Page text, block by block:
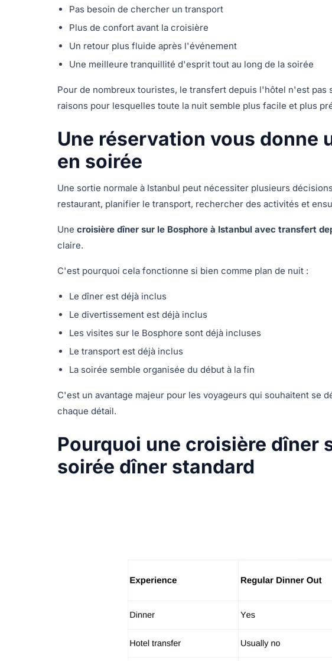
Pas besoin de chercher un transport
Plus de confort avant la croisière
Un retour plus fluide après l'événement
Une meilleure tranquillité d'esprit tout au long de la soirée
Pour de nombreux touristes, le transfert depuis l'hôtel n'est
raisons pour lesquelles toute la nuit semble plus facile et plus
Une réservation vous donne
en soirée
Une sortie normale à Istanbul peut nécessiter plusieurs
restaurant, planifier le transport, rechercher des activités et
Une croisière dîner sur le Bosphore à Istanbul avec transfert
claire.
C'est pourquoi cela fonctionne si bien comme plan de nuit :
Le dîner est déjà inclus
Le divertissement est déjà inclus
Les visites sur le Bosphore sont déjà incluses
Le transport est déjà inclus
La soirée semble organisée du début à la fin
C'est un avantage majeur pour les voyageurs qui souhaitent se
chaque détail.
Pourquoi une croisière dîner
soirée dîner standard